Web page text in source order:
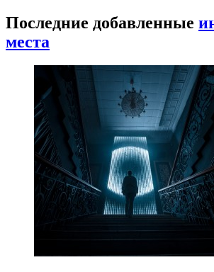
Последние добавленные
места